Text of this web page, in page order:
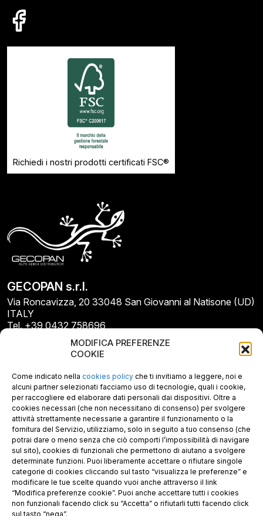
MODIFICA PREFERENZE
COOKIE
Come indicato nella cookies policy che ti invitiamo a leggere, noi e
alcuni partner selezionati facciamo uso di tecnologie, quali i cookie,
per raccogliere ed elaborare dati personali dai dispositivi. Oltre a
cookies necessari (che non necessitano di consenso) per svolgere
attività strettamente necessarie a garantire il funzionamento o la
fornitura del Servizio, utilizziamo, solo in seguito a tuo consenso (che
potrai dare o meno senza che ciò comporti l’impossibilità di navigare
sul sito), cookies di funzionali che permettono di aiutano a svolgere
determinate funzioni. Puoi liberamente accettare o rifiutare singole
categorie di cookies cliccando sul tasto “visualizza le preferenze” e
modificare le tue scelte quando vuoi anche attraverso il link
“Modifica preferenze cookie”. Puoi anche accettare tutti i cookies
non funzionali facendo click su “Accetta” o rifiutarli tutti facendo click
sul tasto “nega”.
Richiedi i nostri prodotti certificati FSC®
GECOPAN s.r.l.
Via Roncavizza, 20 33048 San Giovanni al Natisone (UD)
ITALY
Tel. +39 0432 758696
E-mail: info@gecopan.it
E-mail PEC: gecopan@pec.it
P.I. E C.F. 02487660306
N. REA UD 264834
Capitale sociale € 30.000